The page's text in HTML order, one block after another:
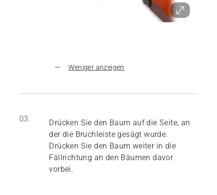
Weniger anzeigen
03.
Drücken Sie den Baum auf die Seite, an
der die Bruchleiste gesägt wurde.
Drücken Sie den Baum weiter in die
Fällrichtung an den Bäumen davor
vorbei.